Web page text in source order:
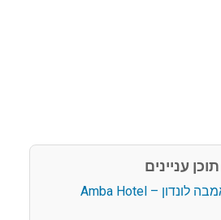
תוכן עניינים
סקירה על מלון אמבה לונדון – Amba Hotel